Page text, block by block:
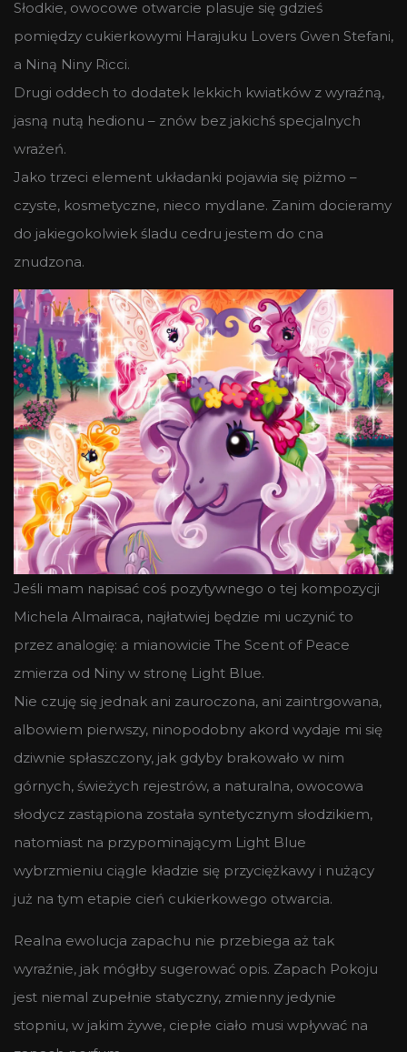
Słodkie, owocowe otwarcie plasuje się gdzieś
pomiędzy cukierkowymi Harajuku Lovers Gwen Stefani,
a Niną Niny Ricci.
Drugi oddech to dodatek lekkich kwiatków z wyraźną,
jasną nutą hedionu – znów bez jakichś specjalnych
wrażeń.
Jako trzeci element układanki pojawia się piżmo –
czyste, kosmetyczne, nieco mydlane. Zanim docieramy
do jakiegokolwiek śladu cedru jestem do cna
znudzona.
Jeśli mam napisać coś pozytywnego o tej kompozycji
Michela Almairaca, najłatwiej będzie mi uczynić to
przez analogię: a mianowicie The Scent of Peace
zmierza od Niny w stronę Light Blue.
Nie czuję się jednak ani zauroczona, ani zaintrgowana,
albowiem pierwszy, ninopodobny akord wydaje mi się
dziwnie spłaszczony, jak gdyby brakowało w nim
górnych, świeżych rejestrów, a naturalna, owocowa
słodycz zastąpiona została syntetycznym słodzikiem,
natomiast na przypominającym Light Blue
wybrzmieniu ciągle kładzie się przyciężkawy i nużący
już na tym etapie cień cukierkowego otwarcia.
Realna ewolucja zapachu nie przebiega aż tak
wyraźnie, jak mógłby sugerować opis. Zapach Pokoju
jest niemal zupełnie statyczny, zmienny jedynie
stopniu, w jakim żywe, ciepłe ciało musi wpływać na